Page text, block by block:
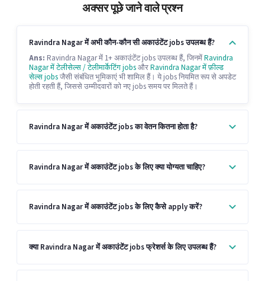
अक्सर पूछे जाने वाले प्रश्न
Ravindra Nagar में अभी कौन-कौन सी अकाउंटेंट jobs उपलब्ध हैं?
Ans: Ravindra Nagar में 1+ अकाउंटेंट jobs उपलब्ध हैं, जिनमेंRavindra
Nagar में टेलीसेल्स / टेलीमार्केटिंग jobsऔरRavindra Nagar में फ़ील्ड
सेल्स jobsजैसी संबंधित भूमिकाएं भी शामिल हैं। ये jobs नियमित रूप से अपडेट
होती रहती हैं, जिससे उम्मीदवारों को नए jobs समय पर मिलते हैं।
Ravindra Nagar में अकाउंटेंट jobs का वेतन कितना होता है?
Ravindra Nagar में अकाउंटेंट jobs के लिए क्या योग्यता चाहिए?
Ravindra Nagar में अकाउंटेंट jobs के लिए कैसे apply करें?
क्या Ravindra Nagar में अकाउंटेंट jobs फ्रेशर्स के लिए उपलब्ध हैं?